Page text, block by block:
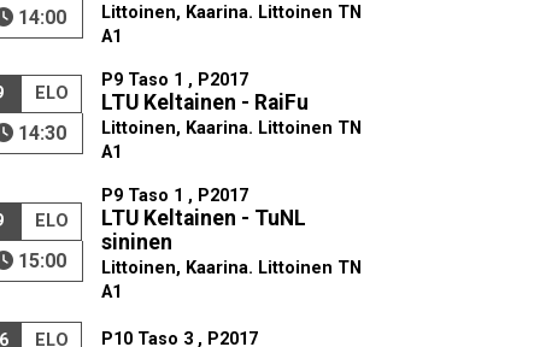
14:00
Littoinen, Kaarina. Littoinen TN
A1
ELO
14:30
P9 Taso 1 , P2017
LTU Keltainen - RaiFu
Littoinen, Kaarina. Littoinen TN
A1
ELO
15:00
P9 Taso 1 , P2017
LTU Keltainen - TuNL
sininen
Littoinen, Kaarina. Littoinen TN
A1
ELO P10 Taso 3 , P2017